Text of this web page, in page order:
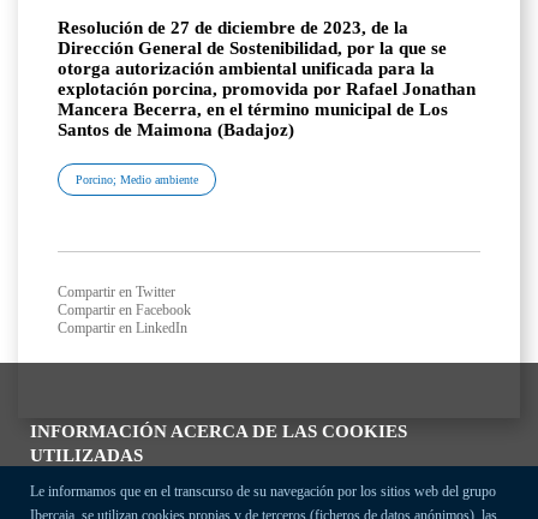
INFORMACIÓN ACERCA DE LAS COOKIES
UTILIZADAS
Le informamos que en el transcurso de su navegación por los sitios web del grupo
Ibercaja, se utilizan cookies propias y de terceros (ficheros de datos anónimos), las
Resolución de 27 de diciembre de 2023, de la
Dirección General de Sostenibilidad, por la que se
otorga autorización ambiental unificada para la
explotación porcina, promovida por Rafael Jonathan
Mancera Becerra, en el término municipal de Los
Santos de Maimona (Badajoz)
Porcino; Medio ambiente
Compartir en Twitter
Compartir en Facebook
Compartir en LinkedIn